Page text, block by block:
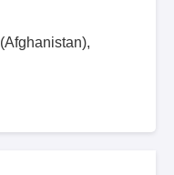
(Afghanistan),